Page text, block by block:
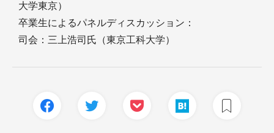
大学東京）
卒業生によるパネルディスカッション：
司会：三上浩司氏（東京工科大学）